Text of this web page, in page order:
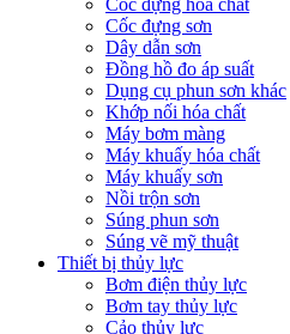
Cốc đựng sơn
Dây dẫn sơn
Đồng hồ đo áp suất
Dụng cụ phun sơn khác
Khớp nối hóa chất
Máy bơm màng
Máy khuấy hóa chất
Máy khuấy sơn
Nồi trộn sơn
Súng phun sơn
Súng vẽ mỹ thuật
Thiết bị thủy lực
Bơm điện thủy lực
Bơm tay thủy lực
Cảo thủy lực